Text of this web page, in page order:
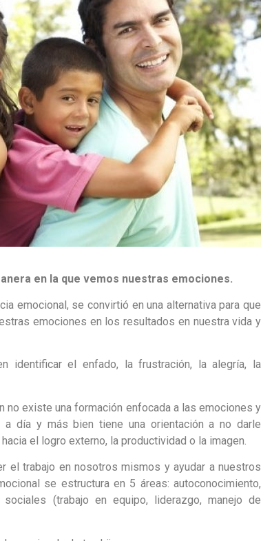
en la que vemos nuestras emociones.
emocional, se convirtió en una alternativa para que
emociones en los resultados en nuestra vida y
identificar el enfado, la frustración, la alegría, la
existe una formación enfocada a las emociones y
día y más bien tiene una orientación a no darle
el logro externo, la productividad o la imagen.
el trabajo en nosotros mismos y ayudar a nuestros
se estructura en 5 áreas: autoconocimiento,
sociales (trabajo en equipo, liderazgo, manejo de